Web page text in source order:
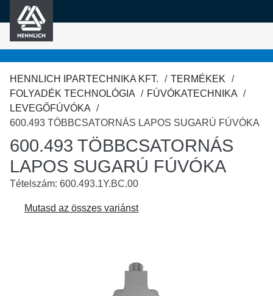
tartalomra
HENNLICH IPARTECHNIKA KFT.
TERMÉKEK
FOLYADÉK TECHNOLÓGIA
FÚVÓKATECHNIKA
LEVEGŐFÚVÓKA
600.493 TÖBBCSATORNÁS LAPOS SUGARÚ FÚVÓKA
600.493 TÖBBCSATORNÁS
LAPOS SUGARÚ FÚVÓKA
Tételszám: 600.493.1Y.BC.00
Mutasd az összes variánst